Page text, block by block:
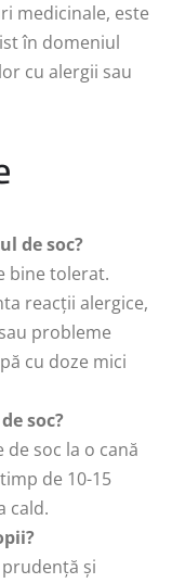
medicinale, este
în domeniul
cu alergii sau
de soc?
bine tolerat.
reacții alergice,
probleme
cu doze mici
soc?
soc la o cană
de 10-15
cald.
și